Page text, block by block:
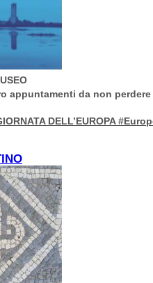
appuntamenti da non
DELL’EUROPA